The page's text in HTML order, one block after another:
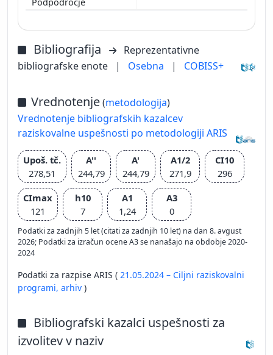
Bibliografija
Reprezentativne
bibliografske enote
| Osebna | COBISS+
Vrednotenje(metodologija)
Vrednotenje bibliografskih kazalcev
raziskovalne uspešnosti po metodologiji ARIS
Upoš. tč.
278,51
A''
244,79
A'
244,79
A1/2
271,9
CI10
296
CImax
121
h10
7
A1
1,24
A3
0
Podatki za zadnjih 5 let (citati za zadnjih 10 let) na dan 8. avgust
2026; Podatki za izračun ocene A3 se nanašajo na obdobje 2020-
2024
Podatki za razpise ARIS ( 21.05.2024 – Ciljni raziskovalni
programi, arhiv )
Bibliografski kazalci uspešnosti za
izvolitev v naziv